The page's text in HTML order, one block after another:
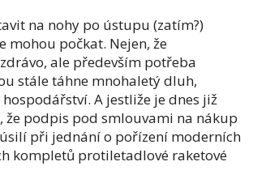
na nohy po ústupu (zatím?)
mohou počkat. Nejen, že
ale především potřeba
stále táhne mnohaletý dluh,
A jestliže je dnes již
že podpis pod smlouvami na nákup
při jednání o pořízení moderních
kompletů protiletadlové raketové